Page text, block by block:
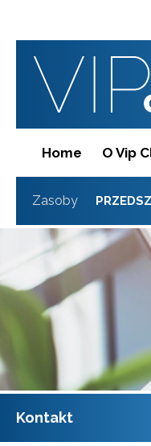
Home O Vip
Zasoby
Kontakt